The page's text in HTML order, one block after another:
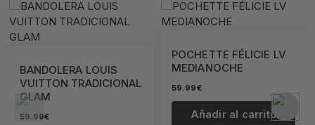
BANDOLERA LOUIS
VUITTON TRADICIONAL
GLAM
59.99€
POCHETTE FÉLICIE LV
MEDIANOCHE
59.99€
Añadir al carrito